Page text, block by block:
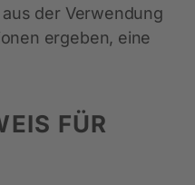
der Verwendung
ergeben, eine
FÜR